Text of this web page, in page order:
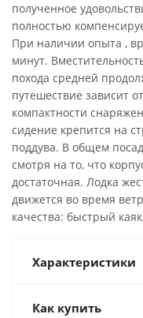
полученное
полностью
При наличии опыта ,
минут.
похода средней
путешествие зависит
компактности
сидение крепится на
поддува. В общем
смотря на то, что
достаточная. Лодка
движется во время
качества: быстрый
Характеристики
Как купить